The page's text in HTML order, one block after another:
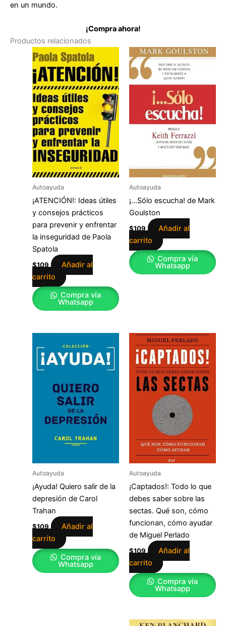
en un mundo.
¡Compra ahora!
Productos relacionados
Autoayuda
¡ATENCIÓN!: Ideas útiles
y consejos prácticos
para prevenir y enfrentar
la inseguridad de Paola
Spatola
$109
Añadir al
carrito
Compra vía
Whatsapp
Autoayuda
¡…Sólo escucha! de Mark
Goulston
$109
Añadir al
carrito
Compra vía
Whatsapp
Autoayuda
¡Ayuda! Quiero salir de la
depresión de Carol
Trahan
$109
Añadir al
carrito
Compra vía
Whatsapp
Autoayuda
¡Captados!: Todo lo que
debes saber sobre las
sectas. Qué son, cómo
funcionan, cómo ayudar
de Miguel Perlado
$109
Añadir al
carrito
Compra vía
Whatsapp